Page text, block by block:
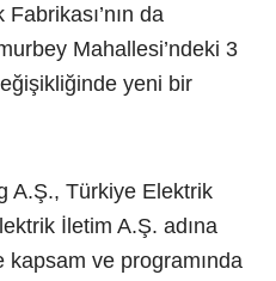
da
Mahallesi’ndeki 3
yeni bir
A.Ş., Türkiye Elektrik
İletim A.Ş. adına
kapsam ve programında